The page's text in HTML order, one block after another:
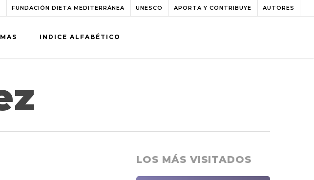
FUNDACIÓN DIETA MEDITERRÁNEA UNESCO APORTA Y CONTRIBUYE AUTORES
INDICE ALFABÉTICO
LOS MÁS VISITADOS